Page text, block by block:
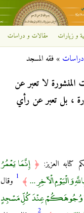
إلى المحتوى الرئيسي
و زيارات مقالات و دراسات
» فقه المسجد
المنشورة لا تعبر عن
، بل تعبر عن رأي
كتابه العزيز: ﴿ إِنَّمَا يَعْمُرُ
وَالْيَوْمِ الْآخِرِ ... ﴾ 1 وقال
وُجُوهَكُمْ عِنْدَ كُلِّ مَسْجِدٍ